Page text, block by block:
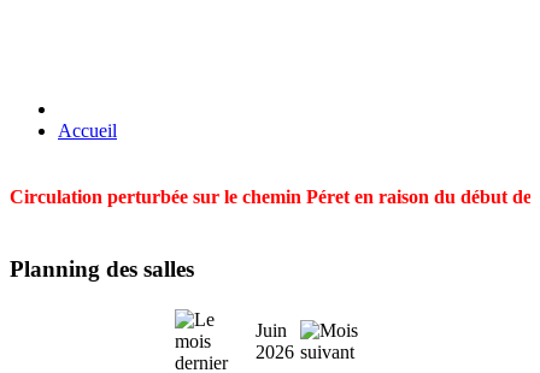
Accueil
Circulation perturbée sur le chemin Péret en raison du début
Planning des salles
Juin
2026